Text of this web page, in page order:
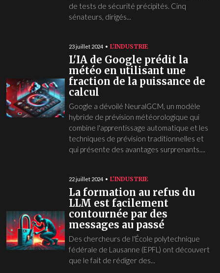
de tests de sécurité précipités. Cinq
sénateurs, dirigés...
23 juillet 2024 L'INDUSTRIE
L'IA de Google prédit la
météo en utilisant une
fraction de la puissance de
calcul
Google a dévoilé NeuralGCM, un modèle
hybride de prévision météorologique qui
combine l'apprentissage automatique et les
techniques de prévision traditionnelles et
qui présente des avantages surprenants....
22 juillet 2024 L'INDUSTRIE
La formation au refus du
LLM est facilement
contournée par des
messages au passé
Des chercheurs de l'École polytechnique
fédérale de Lausanne (EPFL) ont découvert
que le fait de rédiger des...